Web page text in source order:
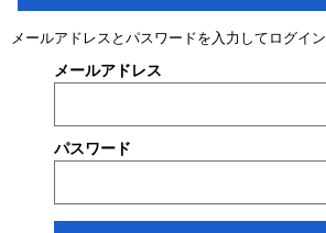
メールアドレスとパスワードを入力してログイン
メールアドレス
パスワード